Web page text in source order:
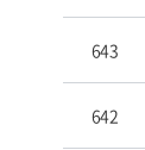
643
642